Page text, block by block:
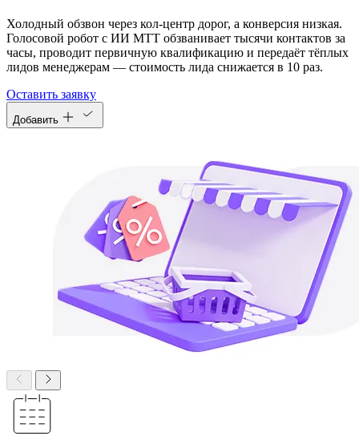
Холодный обзвон через кол-центр дорог, а конверсия низкая.
Голосовой робот с ИИ МТТ обзванивает тысячи контактов за
часы, проводит первичную квалификацию и передаёт тёплых
лидов менеджерам — стоимость лида снижается в 10 раз.
Оставить заявку
Добавить